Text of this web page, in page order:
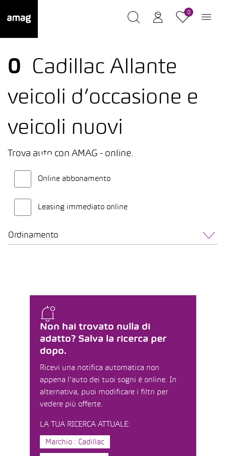
0
0
Cadillac Allante
veicoli d’occasione e
veicoli nuovi
Trova auto con AMAG - online.
Online abbonamento
Leasing immediato online
Ordinamento
Non hai trovato nulla di
adatto? Salva la ricerca per
dopo.
Ricevi una notifica automatica non
appena l'auto dei tuoi sogni è online. In
alternativa, puoi modificare i filtri per
vedere più offerte.
LA TUA RICERCA ATTUALE:
Marchio : Cadillac